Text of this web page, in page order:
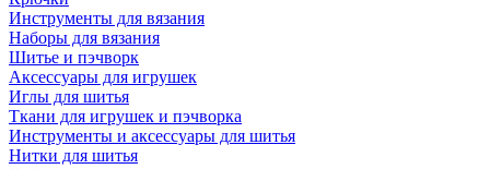
Инструменты для вязания
Наборы для вязания
Шитье и пэчворк
Аксессуары для игрушек
Иглы для шитья
Ткани для игрушек и пэчворка
Инструменты и аксессуары для шитья
Нитки для шитья